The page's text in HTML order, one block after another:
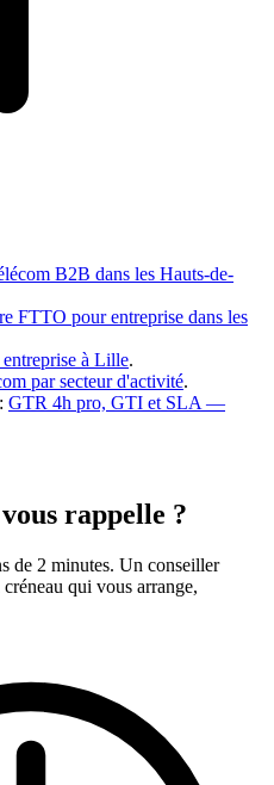
B2B dans les Hauts-de-
FTTO pour entreprise dans les
à Lille.
par secteur d'activité.
GTR 4h pro, GTI et SLA —
rappelle ?
de 2 minutes. Un conseiller
qui vous arrange,